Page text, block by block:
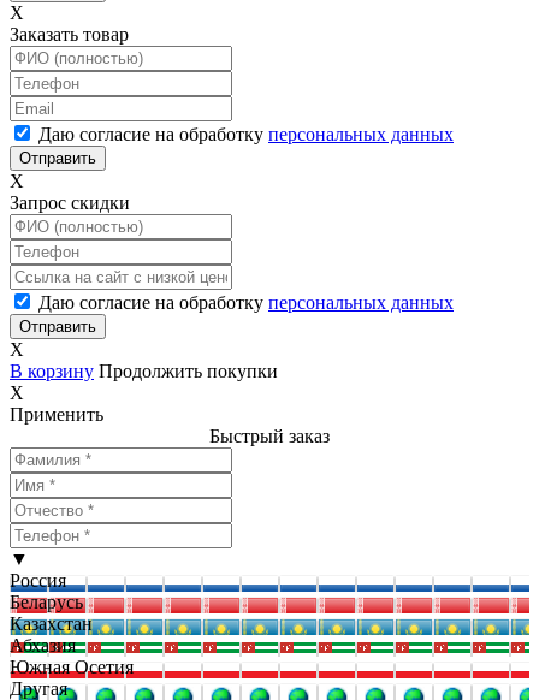
X
Заказать товар
Даю согласие на обработку персональных данных
X
Запрос скидки
Даю согласие на обработку персональных данных
X
В корзину Продолжить покупки
X
Применить
Быстрый заказ
▼
Россия
Беларусь
Казахстан
Абхазия
Южная Осетия
Другая